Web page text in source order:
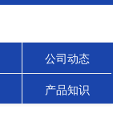
公司动态
产品知识